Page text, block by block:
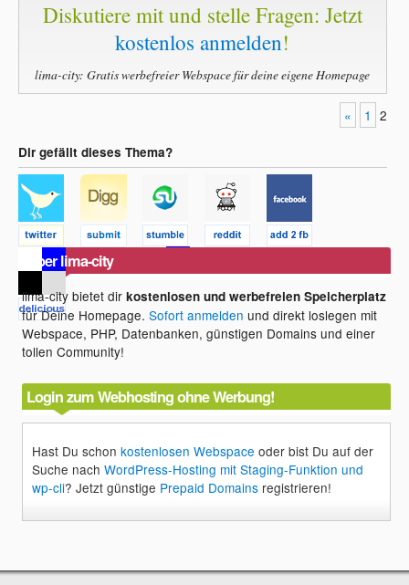
Diskutiere mit und stelle Fragen: Jetzt
kostenlos anmelden!
lima-city: Gratis werbefreier Webspace für deine eigene Homepage
« 1 2
Dir gefällt dieses Thema?
Über lima-city
lima-city bietet dirkostenlosen und werbefreien Speicherplatz
für Deine Homepage.Sofort anmelden und direkt loslegen mit
Webspace, PHP, Datenbanken, günstigen Domains und einer
tollen Community!
Login zum Webhosting ohne Werbung!
Hast Du schonkostenlosen Webspace oder bist Du auf der
Suche nachWordPress-Hosting mit Staging-Funktion und
wp-cli? Jetzt günstige Prepaid Domains registrieren!